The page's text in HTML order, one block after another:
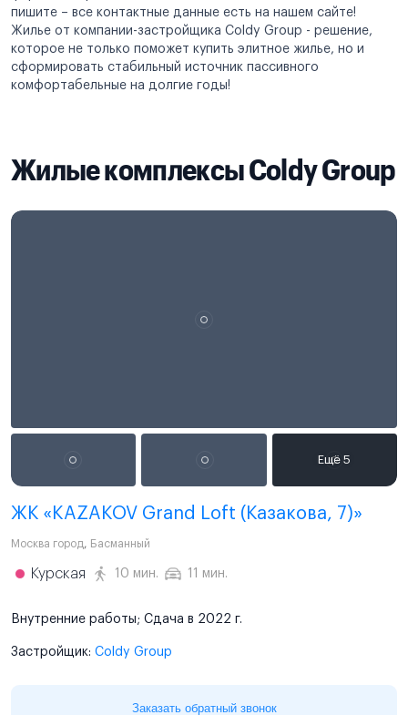
пишите – все контактные данные есть на нашем сайте!
Жилье от компании-застройщика Coldy Group - решение,
которое не только поможет купить элитное жилье, но и
сформировать стабильный источник пассивного
комфортабельные на долгие годы!
Жилые комплексы Coldy Group
ЖК «KAZAKOV Grand Loft (Казакова, 7)»
Москва город, Басманный
Курская 10 мин. 11 мин.
Внутренние работы; Сдача в 2022 г.
Застройщик: Coldy Group
Заказать обратный звонок